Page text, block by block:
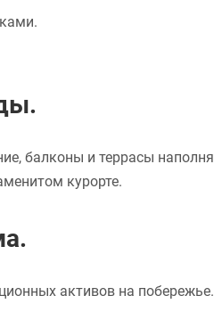
балконы и террасы
курорте.
активов на побережье.